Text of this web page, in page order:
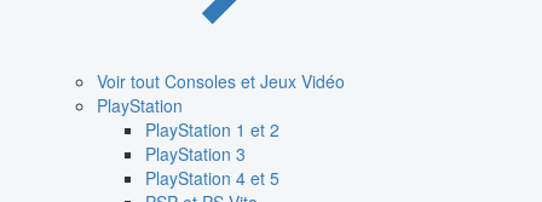
Voir tout Consoles et Jeux Vidéo
PlayStation
PlayStation 1 et 2
PlayStation 3
PlayStation 4 et 5